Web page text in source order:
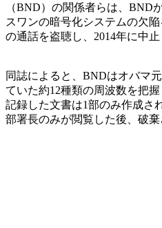
（BND）の関係者らは、BND
スワンの暗号化システムの欠
の通話を盗聴し、2014年に中止
同誌によると、BNDはオバマ
ていた約12種類の周波数を把
記録した文書は1部のみ作成さ
部署長のみが閲覧した後、破棄